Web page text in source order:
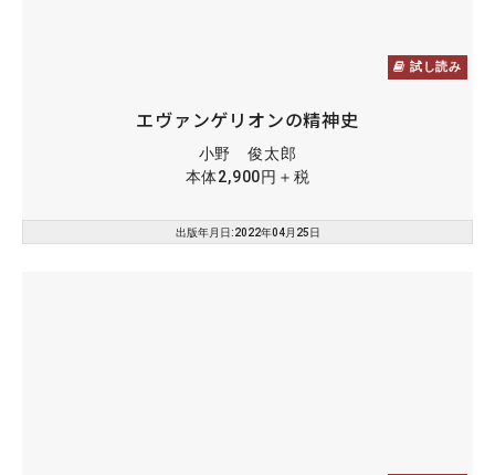
試し読み
エヴァンゲリオンの精神史
小野 俊太郎
本体2,900円＋税
出版年月日:2022年04月25日